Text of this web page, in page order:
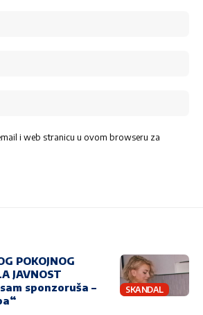
i web stranicu u ovom browseru za
SKANDAL
POKOJNOG
JAVNOST
sponzoruša –